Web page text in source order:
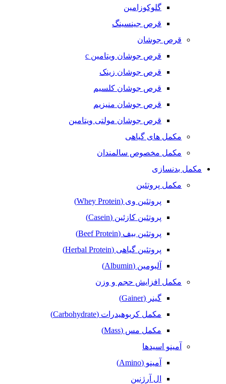
گلوکوزامین
قرص جینسینگ
قرص جوشان
قرص جوشان ویتامین c
قرص جوشان زینک
قرص جوشان کلسیم
قرص جوشان منیزیم
قرص جوشان مولتی ویتامین
مکمل های گیاهی
مکمل مخصوص سالمندان
مکمل بدنسازی
مکمل پروتئین
پروتئین وی (Whey Protein)
پروتئین کازئین (Casein)
پروتئین بیف (Beef Protein)
پروتئین گیاهی (Herbal Protein)
آلبومین (Albumin)
مکمل افزایش حجم و وزن
گینر (Gainer)
مکمل کربوهیدرات (Carbohydrate)
مکمل مس (Mass)
آمینو اسیدها
آمینو (Amino)
ال آرژنین